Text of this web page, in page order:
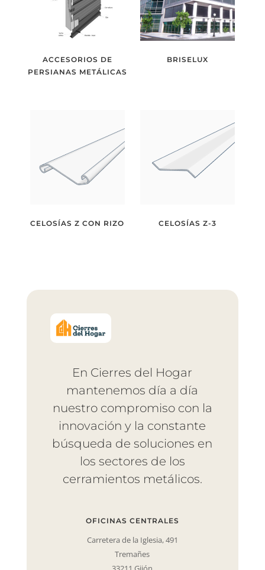
ACCESORIOS DE
PERSIANAS METÁLICAS
BRISELUX
CELOSÍAS Z CON RIZO CELOSÍAS Z-3
En Cierres del Hogar
mantenemos día a día
nuestro compromiso con la
innovación y la constante
búsqueda de soluciones en
los sectores de los
cerramientos metálicos.
OFICINAS CENTRALES
Carretera de la Iglesia, 491
Tremañes